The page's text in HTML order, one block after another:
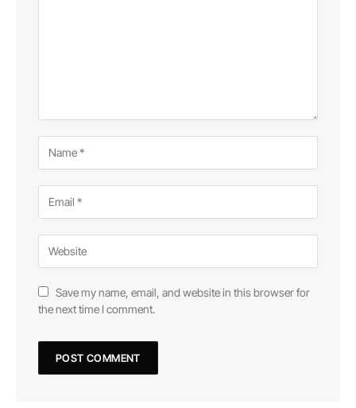
Save my name, email, and website in this browser for
the next time I comment.